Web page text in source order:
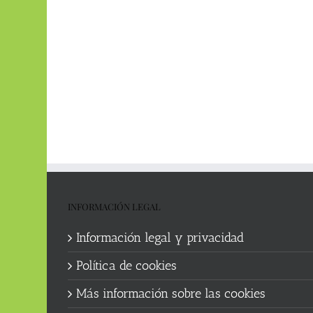
INFORMACIÓN LEGAL
Información legal y privacidad
Política de cookies
Más información sobre las cookies